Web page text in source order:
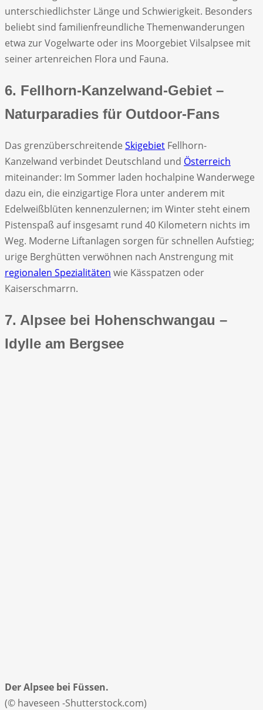
unterschiedlichster Länge und Schwierigkeit. Besonders
beliebt sind familienfreundliche Themenwanderungen
etwa zur Vogelwarte oder ins Moorgebiet Vilsalpsee mit
seiner artenreichen Flora und Fauna.
6. Fellhorn-Kanzelwand-Gebiet –
Naturparadies für Outdoor-Fans
Das grenzüberschreitende Skigebiet Fellhorn-
Kanzelwand verbindet Deutschland und Österreich
miteinander: Im Sommer laden hochalpine Wanderwege
dazu ein, die einzigartige Flora unter anderem mit
Edelweißblüten kennenzulernen; im Winter steht einem
Pistenspaß auf insgesamt rund 40 Kilometern nichts im
Weg. Moderne Liftanlagen sorgen für schnellen Aufstieg;
urige Berghütten verwöhnen nach Anstrengung mit
regionalen Spezialitäten wie Kässpatzen oder
Kaiserschmarrn.
7. Alpsee bei Hohenschwangau –
Idylle am Bergsee
Der Alpsee bei Füssen.
(© haveseen -Shutterstock.com)